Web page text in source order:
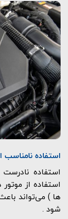
استفاده نامناسب
استفاده
استفاده از
ها ) می‌تواند
شود .